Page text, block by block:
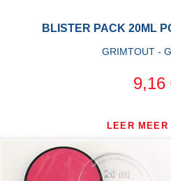
BLISTER PACK 20ML
GRIMTOUT -
9,16
LEER MEER